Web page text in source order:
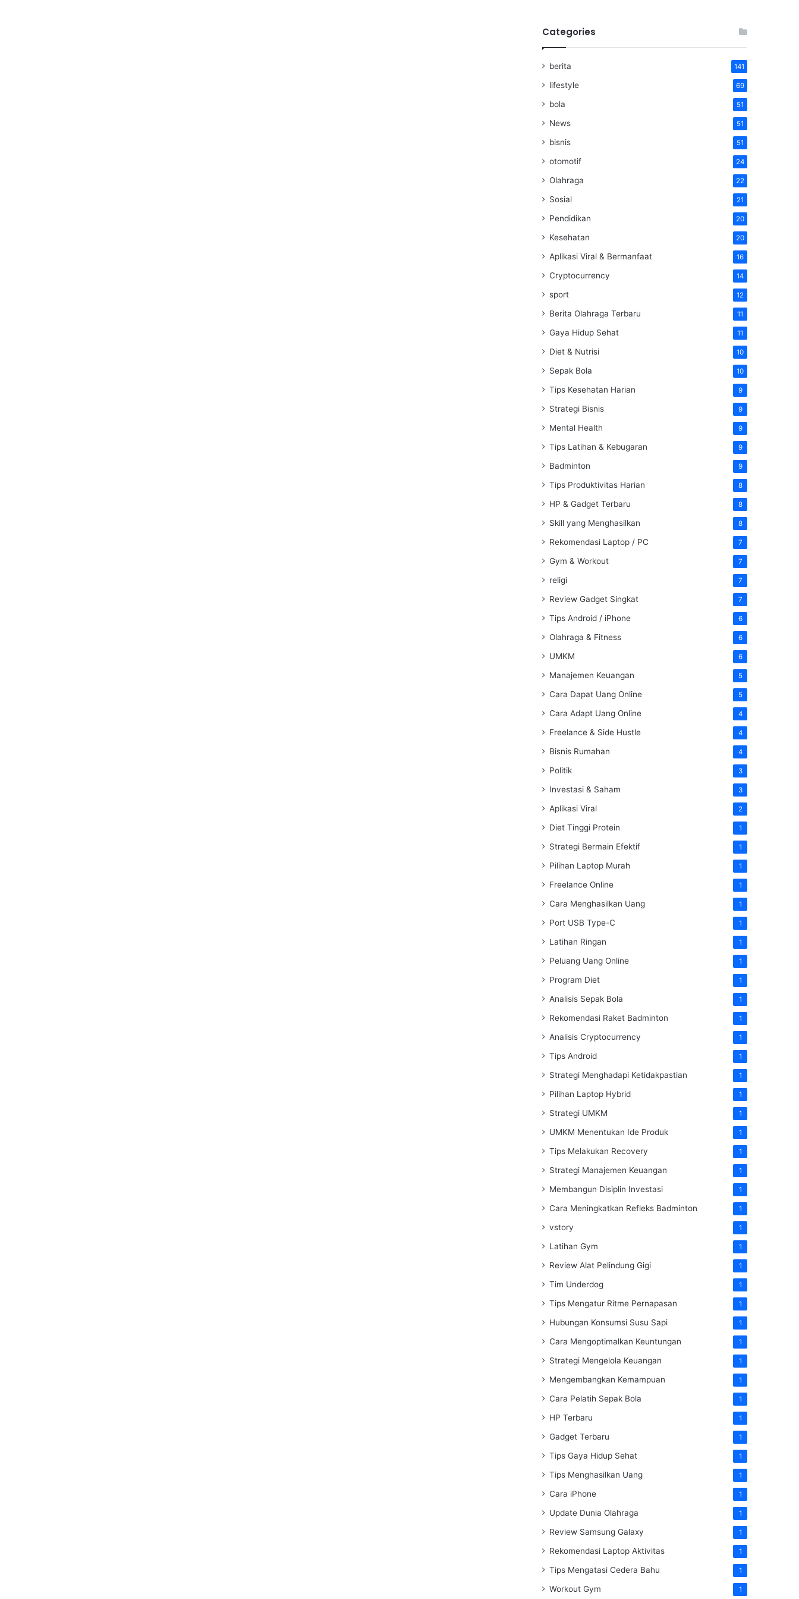
Categories
berita 141
lifestyle 69
bola 51
News 51
bisnis 51
otomotif 24
Olahraga 22
Sosial 21
Pendidikan 20
Kesehatan 20
Aplikasi Viral & Bermanfaat 16
Cryptocurrency 14
sport 12
Berita Olahraga Terbaru 11
Gaya Hidup Sehat 11
Diet & Nutrisi 10
Sepak Bola 10
Tips Kesehatan Harian 9
Strategi Bisnis 9
Mental Health 9
Tips Latihan & Kebugaran 9
Badminton 9
Tips Produktivitas Harian 8
HP & Gadget Terbaru 8
Skill yang Menghasilkan 8
Rekomendasi Laptop / PC 7
Gym & Workout 7
religi 7
Review Gadget Singkat 7
Tips Android / iPhone 6
Olahraga & Fitness 6
UMKM 6
Manajemen Keuangan 5
Cara Dapat Uang Online 5
Cara Adapt Uang Online 4
Freelance & Side Hustle 4
Bisnis Rumahan 4
Politik 3
Investasi & Saham 3
Aplikasi Viral 2
Diet Tinggi Protein 1
Strategi Bermain Efektif 1
Pilihan Laptop Murah 1
Freelance Online 1
Cara Menghasilkan Uang 1
Port USB Type-C 1
Latihan Ringan 1
Peluang Uang Online 1
Program Diet 1
Analisis Sepak Bola 1
Rekomendasi Raket Badminton 1
Analisis Cryptocurrency 1
Tips Android 1
Strategi Menghadapi Ketidakpastian 1
Pilihan Laptop Hybrid 1
Strategi UMKM 1
UMKM Menentukan Ide Produk 1
Tips Melakukan Recovery 1
Strategi Manajemen Keuangan 1
Membangun Disiplin Investasi 1
Cara Meningkatkan Refleks Badminton 1
vstory 1
Latihan Gym 1
Review Alat Pelindung Gigi 1
Tim Underdog 1
Tips Mengatur Ritme Pernapasan 1
Hubungan Konsumsi Susu Sapi 1
Cara Mengoptimalkan Keuntungan 1
Strategi Mengelola Keuangan 1
Mengembangkan Kemampuan 1
Cara Pelatih Sepak Bola 1
HP Terbaru 1
Gadget Terbaru 1
Tips Gaya Hidup Sehat 1
Tips Menghasilkan Uang 1
Cara iPhone 1
Update Dunia Olahraga 1
Review Samsung Galaxy 1
Rekomendasi Laptop Aktivitas 1
Tips Mengatasi Cedera Bahu 1
Workout Gym 1